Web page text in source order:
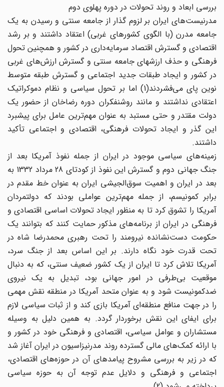
بررسی ابعاد و روند تحولات در دوره پهلوی دوم
مدرنیست‌های ایران بر لزوم گذار از جامعه سنتی و رسیدن به یک
جامعه مدرن (با الگوی کشورهای غربی) اعتقاد داشتند و بر رشد
اقتصادی و گسترش اقتصاد سرمایه‌داری در کشور و همچنین تحول
فرهنگی و حذف ارزشهای جامعه سنتی و گسترش ارزش‌های غربی
در کشور و ایجاد طبقات جدید اجتماعی و گسترش طبقه متوسط
نوین پای می‌فشردند(1) اما بر تحول سیاسی و نظام دموکراتیک
اعتقادی نداشتند و مانند روشنفکران دوره رضاخان از حضور یک
دولت مقتدر و حتی مستبد به عنوان مهم‌ترین عامل برای پیشبرد
این گذر و ایجاد تحولات فرهنگی، اقتصادی و اجتماعی تأکید
داشتند.
زمینه‌های سیاسی موجود در ایران از جمله نفوذ آمریکا بعد از
جنگ جهانی دوم و گسترش این نفوذ از کودتای 28 مرداد 1332 به
بعد در ایران و اهمیت سوق‌الجیشی ایران به عنوان خط مقدم در
برابر کمونیسم، از جمله مهم‌ترین عواملی بودند که دولتمردان
آمریکا را تشوق کرد تا به منظور ایجاد تحولات اساسی اقتصادی و
فرهنگی در ایران از برنامه‌های مذکور حمایت کنند که بتوانند یک
حکومت دست‌نشانده نیرومند را تحت رهبری محمدرضا شاه در
تحت قدرت خود نگاه دارند. بر این اساس بعد از جنگ سرد،
آمریکا تلاش کرد تا ایران از یک کشور ضعیف سنتی، که به دنبال
موقعیت بی‌طرفی در امور جهانی بود، تبدیل به یک نیروی
ضدکمونیست شود و به عنوان متحد آمریکا در منطقه نقش مهمی
را در جهت منافع منطقه‌ای آمریکا بازی کند و از ثبات سیاسی لازم
برای ایفای این نقش برخوردار گردد. به همین دلیل به وسیله
مستشاران و عوامل سیاسی، اقتصادی و فرهنگی خود در کشور و
با ارائه کمک‌های مالی گسترده روند مدرنیزاسیون در ایران آغاز شد
که در زیر به بررسی مشروح پیامدهای آن در حوزه‌های اقتصادی،
اجتماعی و فرهنگی و دلایل عدم توجه آن به حوزه سیاسی